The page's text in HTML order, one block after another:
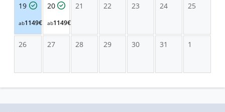
19
ab1149€
20
ab1149€
21 22 23 24 25
26 27 28 29 30 31 1